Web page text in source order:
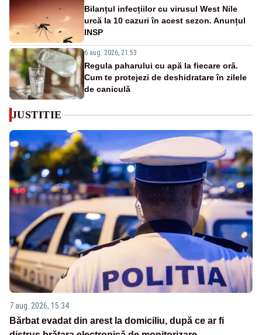
Bilanțul infecțiilor cu virusul West Nile
urcă la 10 cazuri în acest sezon. Anunțul
INSP
6 aug. 2026, 21:53
Regula paharului cu apă la fiecare oră.
Cum te protejezi de deshidratare în zilele
de caniculă
JUSTITIE
7 aug. 2026, 15:34
Bărbat evadat din arest la domiciliu, după ce ar fi